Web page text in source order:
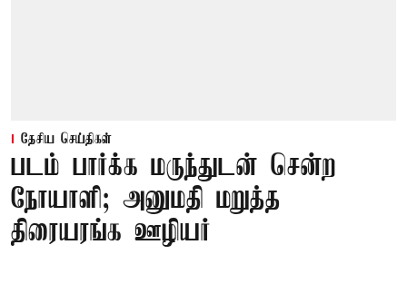
தேசிய செய்திகள்
படம் பார்க்க மருந்துடன் சென்ற
நோயாளி; அனுமதி மறுத்த
திரையரங்க ஊழியர்